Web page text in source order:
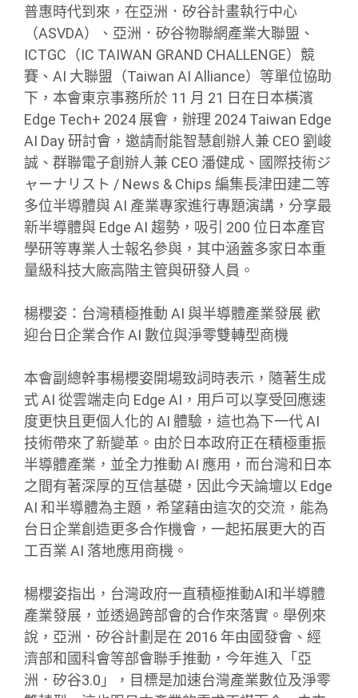
普惠時代到來，在亞洲．矽谷計畫執行中心
（ASVDA）、亞洲．矽谷物聯網產業大聯盟、
ICTGC（IC TAIWAN GRAND CHALLENGE）競
賽、AI 大聯盟（Taiwan AI Alliance）等單位協助
下，本會東京事務所於 11 月 21 日在日本橫濱
Edge Tech+ 2024 展會，辦理 2024 Taiwan Edge
AI Day 研討會，邀請耐能智慧創辦人兼 CEO 劉峻
誠、群聯電子創辦人兼 CEO 潘健成、國際技術ジ
ャーナリスト / News & Chips 編集長津田建二等
多位半導體與 AI 產業專家進行專題演講，分享最
新半導體與 Edge AI 趨勢，吸引 200 位日本產官
學研等專業人士報名參與，其中涵蓋多家日本重
量級科技大廠高階主管與研發人員。
楊櫻姿：台灣積極推動 AI 與半導體產業發展 歡
迎台日企業合作 AI 數位與淨零雙轉型商機
本會副總幹事楊櫻姿開場致詞時表示，隨著生成
式 AI 從雲端走向 Edge AI，用戶可以享受回應速
度更快且更個人化的 AI 體驗，這也為下一代 AI
技術帶來了新變革。由於日本政府正在積極重振
半導體產業，並全力推動 AI 應用，而台灣和日本
之間有著深厚的互信基礎，因此今天論壇以 Edge
AI 和半導體為主題，希望藉由這次的交流，能為
台日企業創造更多合作機會，一起拓展更大的百
工百業 AI 落地應用商機。
楊櫻姿指出，台灣政府一直積極推動AI和半導體
產業發展，並透過跨部會的合作來落實。舉例來
說，亞洲．矽谷計劃是在 2016 年由國發會、經
濟部和國科會等部會聯手推動，今年進入「亞
洲．矽谷3.0」，目標是加速台灣產業數位及淨零